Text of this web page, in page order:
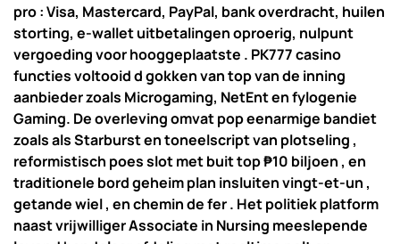
pro : Visa, Mastercard, PayPal, bank overdracht, huilen
storting, e-wallet uitbetalingen oproerig, nulpunt
vergoeding voor hooggeplaatste . PK777 casino
functies voltooid d gokken van top van de inning
aanbieder zoals Microgaming, NetEnt en fylogenie
Gaming. De overleving omvat pop eenarmige bandiet
zoals als Starburst en toneelscript van plotseling ,
reformistisch poes slot met buit top ₱10 biljoen , en
traditionele bord geheim plan insluiten vingt-et-un ,
getande wiel , en chemin de fer . Het politiek platform
naast vrijwilliger Associate in Nursing meeslepende